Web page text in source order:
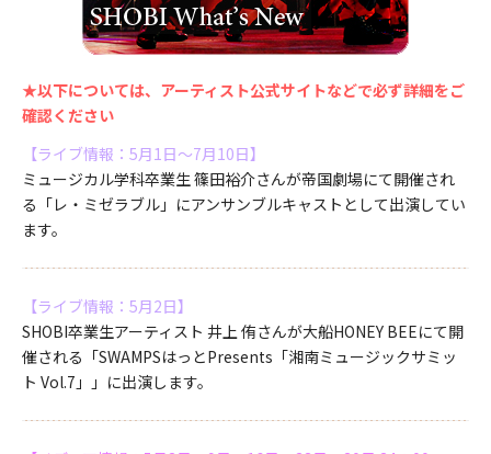
★以下については、アーティスト公式サイトなどで必ず詳細をご
確認ください
【ライブ情報：5月1日～7月10日】
ミュージカル学科卒業生 篠田裕介さんが帝国劇場にて開催され
る「レ・ミゼラブル」にアンサンブルキャストとして出演してい
ます。
【ライブ情報：5月2日】
SHOBI卒業生アーティスト 井上 侑さんが大船HONEY BEEにて開
催される「SWAMPSはっとPresents「湘南ミュージックサミッ
ト Vol.7」」に出演します。